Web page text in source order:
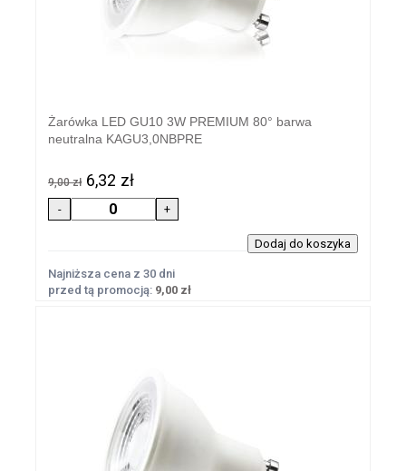
Żarówka LED GU10 3W PREMIUM 80° barwa
neutralna KAGU3,0NBPRE
9,00 zł 6,32 zł
Najniższa cena z 30 dni
przed tą promocją: 9,00 zł